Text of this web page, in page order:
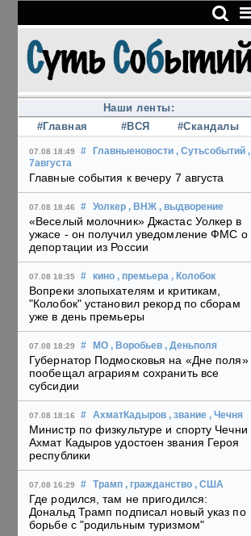
Наши ленты:
#Главная
#ВСЯ #Скандалы
07.08 18:49 # Главныеновости , Сутьсобытий ,
7августа
Главные события к вечеру 7 августа
07.08 18:46 # Уолкер , ВНЖ , выдворение
«Веселый молочник» Джастас Уолкер в
ужасе - он получил уведомление ФМС о
депортации из России
07.08 18:35 # кино , премьера , Колобок
Вопреки злопыхателям и критикам,
"Колобок" установил рекорд по сборам
уже в день премьеры
07.08 18:29 # МО , Воробьев , Деньполя
Губернатор Подмосковья на «Дне поля»
пообещал аграриям сохранить все
субсидии
07.08 18:16 # АхматКадыров , звание , Чечня
Министр по физкультуре и спорту Чечни
Ахмат Кадыров удостоен звания Героя
республики
07.08 16:29 # Трамп , гражданство , США
Где родился, там не пригодился:
Дональд Трамп подписал новый указ по
борьбе с "родильным туризмом"